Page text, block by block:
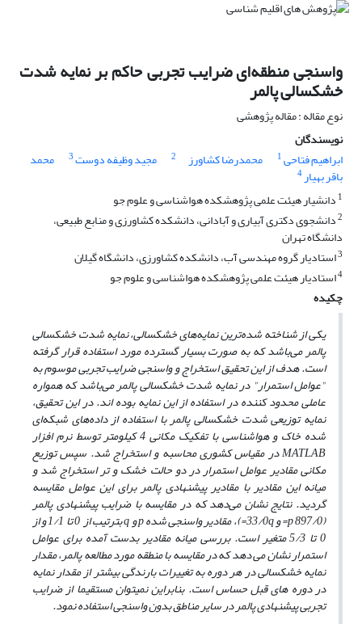
واسنجی منطقه‌ای ضرایب تجربی حاکم بر نمایه شدت
خشکسالی پالمر
نوع مقاله : مقاله پژوهشی
نویسندگان
ابراهیم فتاحی1 محمدرضا کشاورز 2 مجید وظیفه دوست3 محمد
باقر بهیار4
1 دانشیار هیئت علمی پژوهشکده هواشناسی و علوم جو
2دانشجوی دکتری آبیاری و آبادانی، دانشکده کشاورزی و منابع طبیعی،
دانشگاه تهران
3استادیار گروه مهندسی آب، دانشکده کشاورزی، دانشگاه گیلان
4استادیار هیئت علمی پژوهشکده هواشناسی و علوم جو
چکیده
یکی از شناخته شده‌ترین نمایه‌های خشکسالی، نمایه شدت خشکسالی
پالمر می‌باشد که به صورت بسیار گسترده مورد استفاده قرار گرفته
است. هدف از این تحقیق استخراج و واسنجی ضرایب تجربی موسوم به
"عوامل استمرار" در نمایه شدت خشکسالی پالمر می‌باشد که همواره
عاملی محدود کننده در استفاده از این نمایه بوده اند. در این تحقیق،
نمایه توزیعی شدت خشکسالی پالمر با استفاده از داده‌های شبکه‌ای
شده خاک و هواشناسی با تفکیک مکانی 4 کیلومتر توسط نرم افزار
MATLABدر مقیاس کشوری محاسبه و استخراج شد. سپس توزیع
مکانی مقادیر عوامل استمرار در دو حالت خشک و تر استخراج شد و
میانه این مقادیر با مقادیر پیشنهادی پالمر برای این عوامل مقایسه
گردید. نتایج نشان می‌دهد که در مقایسه با ضرایب پیشنهادی پالمر
(897/0
p= و 33/0q= )، مقادیر واسنجی شدهpوq بترتیب از 0 تا 1/1 و از
0 تا 5/3 متغیر است. بررسی میانه مقادیر بدست آمده برای عوامل
استمرار نشان می دهد که در مقایسه با منطقه مورد مطالعه پالمر، مقدار
نمایه خشکسالی در هر دوره به تغییرات بارندگی بیشتر از مقدار نمایه
در دوره های قبل حساس است. بنابراین نمیتوان مستقیما از ضرایب
تجربی پیشنهادی پالمر در سایر مناطق بدون واسنجی استفاده نمود.